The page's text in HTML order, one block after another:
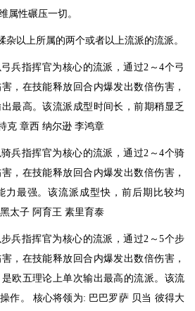
属性碾压一切。
杂以上所属的两个或者以上流派的流派。
兵指挥官为核心的流派，通过2～4个弓
，在技能释放回合内爆发出数倍伤害，
最高。该流派成型时间长，前期稍显乏
克 章西 纳尔逊 李鸿章
兵指挥官为核心的流派，通过2～4个骑
，在技能释放回合内爆发出数倍伤害，
力最强。该流派成型快，前后期比较均
太子 阿育王 素里育泰
兵指挥官为核心的流派，通过2～5个步
，在技能释放回合内爆发出数倍伤害，
欧五理论上单次输出最高的流派。该流
作。 核心将领为: 巴巴罗萨 贝当 彼得大